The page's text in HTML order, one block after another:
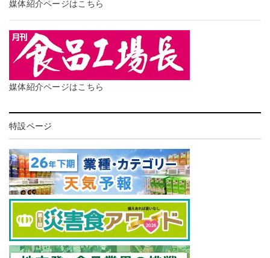
媒体紹介ページはこちら
媒体紹介ページはこちら
特設ページ